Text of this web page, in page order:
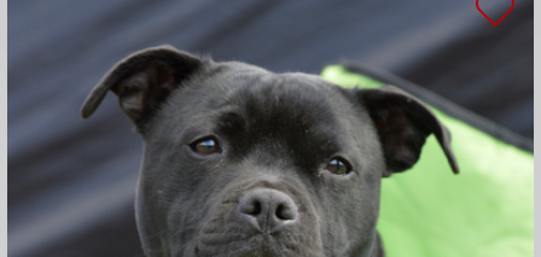
MELLEM
MEGET
MELLEM
SELVSTÆNDIG
ANDRE EGENSKABER
GOD TIL AGILITY
GOD TIL ÆLDRE
BØRNEVENLIG
JAGTHUND
BRUGSHUND
GØR SJÆLDENT